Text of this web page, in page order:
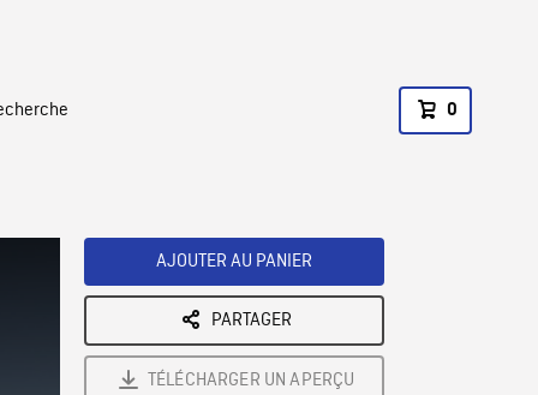
0
AJOUTER AU PANIER
PARTAGER
TÉLÉCHARGER UN APERÇU